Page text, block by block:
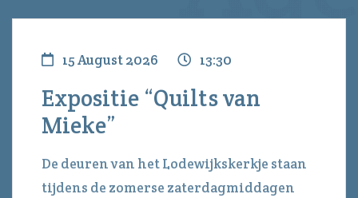
15 August 2026 13:30
Expositie “Quilts van
Mieke”
De deuren van het Lodewijkskerkje staan
tijdens de zomerse zaterdagmiddagen